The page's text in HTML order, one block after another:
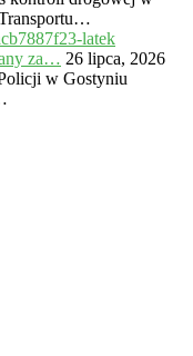
23-latek
za… 26 lipca, 2026
w Gostyniu